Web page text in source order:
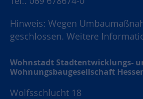
Hinweis: Wegen
geschlossen. Weitere
Wohnstadt Stadtentwicklungs-
Wohnungsbaugesellschaft
Wolfsschlucht 18